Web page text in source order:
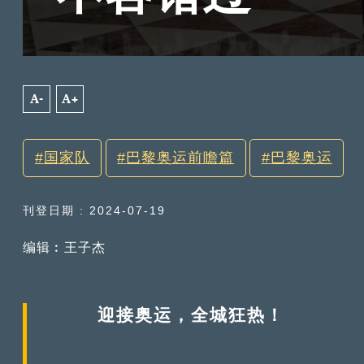
A- A+
国家队 巴黎奥运前瞻篇 巴黎奥运
刊登日期 : 2024-07-19
编辑︰王子杰
迎接奥运，全城狂热！